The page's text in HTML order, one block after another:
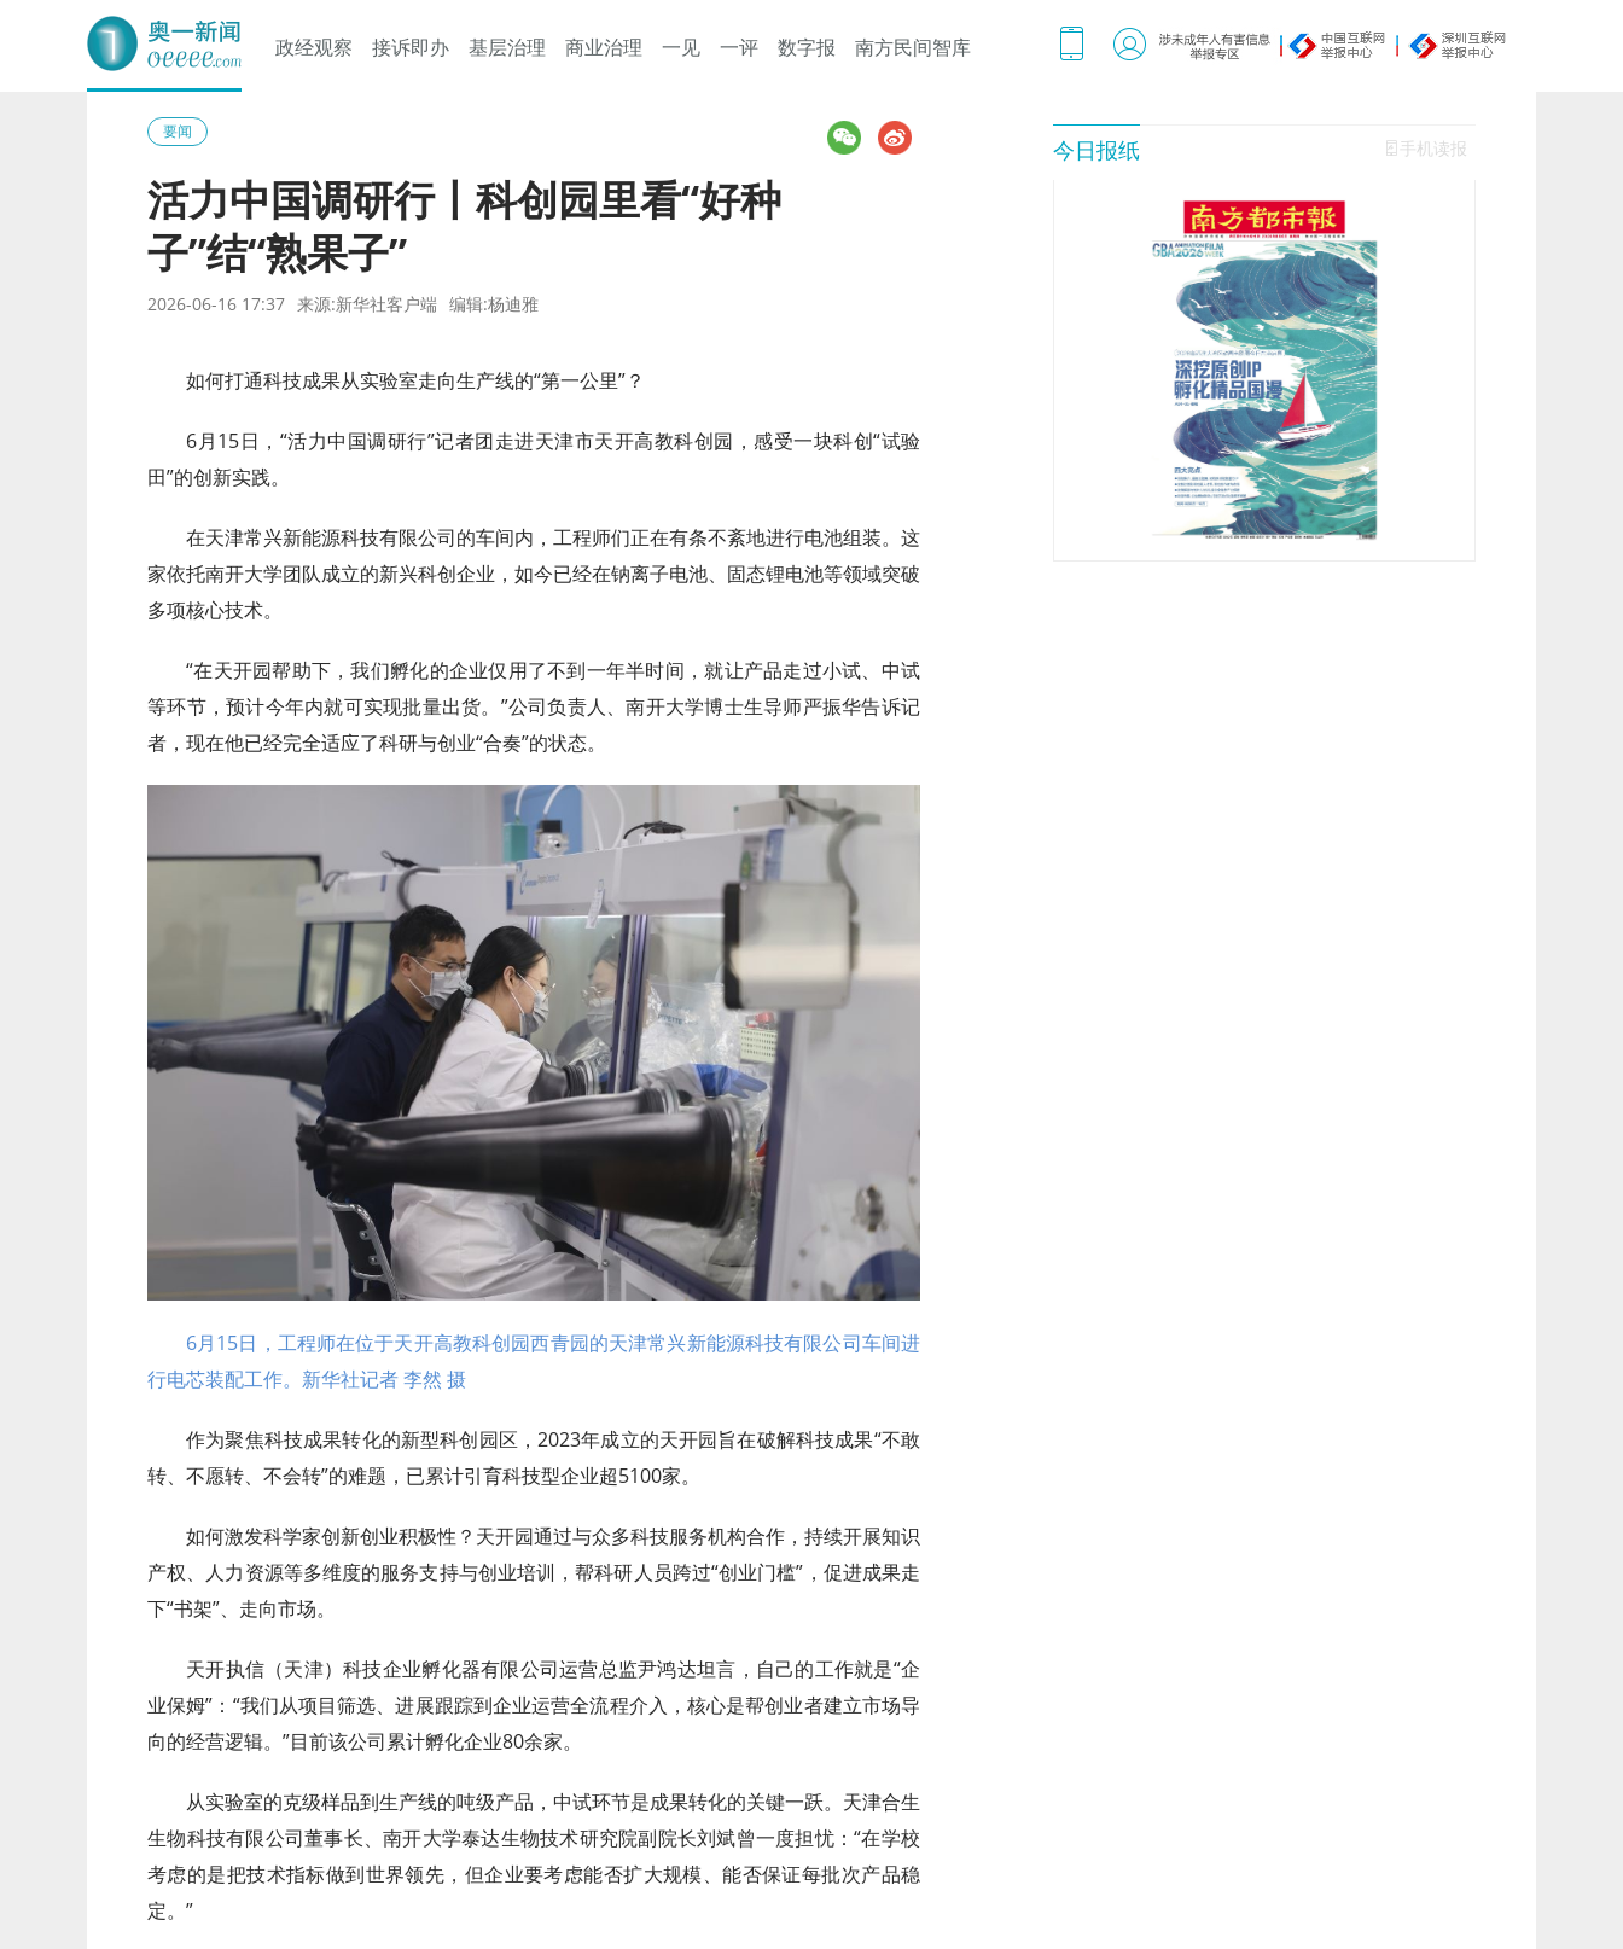
奥一网
政经观察 接诉即办 基层治理 商业治理 一见 一评 数字报 南方民间智库
要闻
活力中国调研行丨科创园里看“好种
子”结“熟果子”
2026-06-16 17:37 来源:新华社客户端 编辑:杨迪雅
如何打通科技成果从实验室走向生产线的“第一公里”？
6月15日，“活力中国调研行”记者团走进天津市天开高教科创园，感受一块科创“试验
田”的创新实践。
在天津常兴新能源科技有限公司的车间内，工程师们正在有条不紊地进行电池组装。这
家依托南开大学团队成立的新兴科创企业，如今已经在钠离子电池、固态锂电池等领域突破
多项核心技术。
“在天开园帮助下，我们孵化的企业仅用了不到一年半时间，就让产品走过小试、中试
等环节，预计今年内就可实现批量出货。”公司负责人、南开大学博士生导师严振华告诉记
者，现在他已经完全适应了科研与创业“合奏”的状态。
6月15日，工程师在位于天开高教科创园西青园的天津常兴新能源科技有限公司车间进
行电芯装配工作。新华社记者 李然 摄
作为聚焦科技成果转化的新型科创园区，2023年成立的天开园旨在破解科技成果“不敢
转、不愿转、不会转”的难题，已累计引育科技型企业超5100家。
如何激发科学家创新创业积极性？天开园通过与众多科技服务机构合作，持续开展知识
产权、人力资源等多维度的服务支持与创业培训，帮科研人员跨过“创业门槛”，促进成果走
下“书架”、走向市场。
天开执信（天津）科技企业孵化器有限公司运营总监尹鸿达坦言，自己的工作就是“企
业保姆”：“我们从项目筛选、进展跟踪到企业运营全流程介入，核心是帮创业者建立市场导
向的经营逻辑。”目前该公司累计孵化企业80余家。
从实验室的克级样品到生产线的吨级产品，中试环节是成果转化的关键一跃。天津合生
生物科技有限公司董事长、南开大学泰达生物技术研究院副院长刘斌曾一度担忧：“在学校
考虑的是把技术指标做到世界领先，但企业要考虑能否扩大规模、能否保证每批次产品稳
定。”
今日报纸 手机读报